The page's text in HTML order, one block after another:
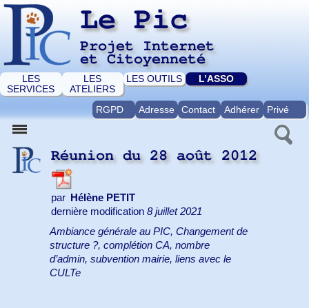
Le Pic
Projet Internet
et Citoyenneté
LES
SERVICES
LES
ATELIERS
LES OUTILS L’ASSO
RGPD Adresse Contact Adhérer Privé
Réunion du 28 août 2012
par
Hélène PETIT
dernière modification 8 juillet 2021
Ambiance générale au PIC, Changement de
structure ?, complétion CA, nombre
d’admin, subvention mairie, liens avec le
CULTe